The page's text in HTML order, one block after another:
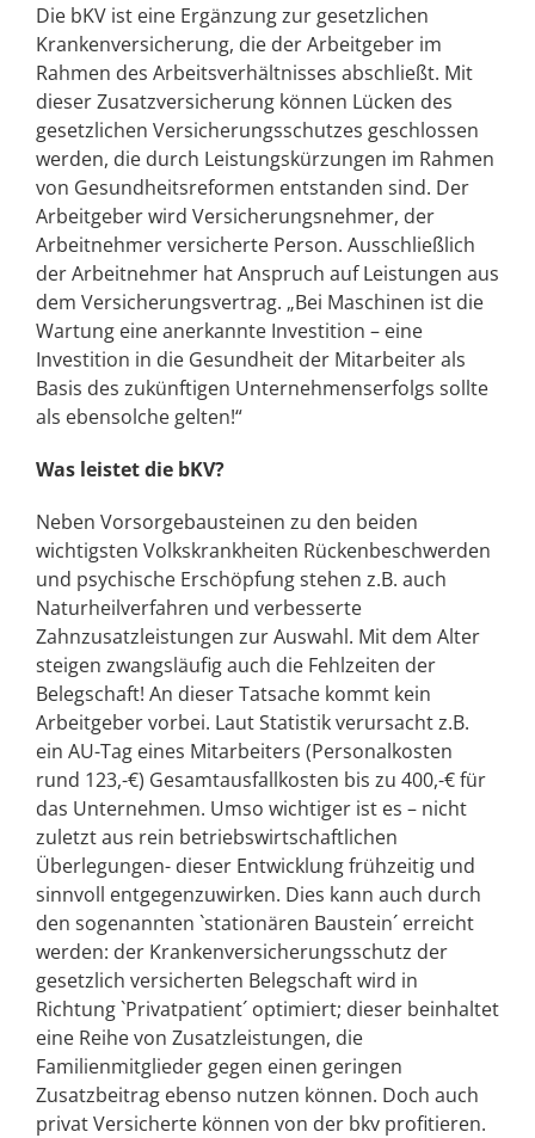
Die bKV ist eine Ergänzung zur gesetzlichen
Krankenversicherung, die der Arbeitgeber im
Rahmen des Arbeitsverhältnisses abschließt. Mit
dieser Zusatzversicherung können Lücken des
gesetzlichen Versicherungsschutzes geschlossen
werden, die durch Leistungskürzungen im Rahmen
von Gesundheitsreformen entstanden sind. Der
Arbeitgeber wird Versicherungsnehmer, der
Arbeitnehmer versicherte Person. Ausschließlich
der Arbeitnehmer hat Anspruch auf Leistungen aus
dem Versicherungsvertrag. „Bei Maschinen ist die
Wartung eine anerkannte Investition – eine
Investition in die Gesundheit der Mitarbeiter als
Basis des zukünftigen Unternehmenserfolgs sollte
als ebensolche gelten!“
Was leistet die bKV?
Neben Vorsorgebausteinen zu den beiden
wichtigsten Volkskrankheiten Rückenbeschwerden
und psychische Erschöpfung stehen z.B. auch
Naturheilverfahren und verbesserte
Zahnzusatzleistungen zur Auswahl. Mit dem Alter
steigen zwangsläufig auch die Fehlzeiten der
Belegschaft! An dieser Tatsache kommt kein
Arbeitgeber vorbei. Laut Statistik verursacht z.B.
ein AU-Tag eines Mitarbeiters (Personalkosten
rund 123,-€) Gesamtausfallkosten bis zu 400,-€ für
das Unternehmen. Umso wichtiger ist es – nicht
zuletzt aus rein betriebswirtschaftlichen
Überlegungen- dieser Entwicklung frühzeitig und
sinnvoll entgegenzuwirken. Dies kann auch durch
den sogenannten `stationären Baustein´ erreicht
werden: der Krankenversicherungsschutz der
gesetzlich versicherten Belegschaft wird in
Richtung `Privatpatient´ optimiert; dieser beinhaltet
eine Reihe von Zusatzleistungen, die
Familienmitglieder gegen einen geringen
Zusatzbeitrag ebenso nutzen können. Doch auch
privat Versicherte können von der bkv profitieren.